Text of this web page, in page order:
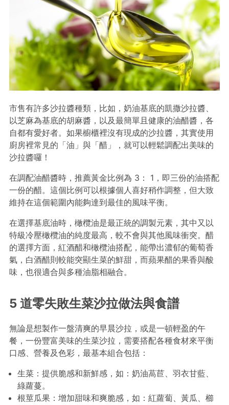
市售有許多沙拉醬種類，比如，奶油基底的凱撒沙拉醬、
以芝麻為基底的胡麻醬，以及最簡單且健康的油醋醬，各
自都有愛好者。如果櫥櫃裡沒有現成的沙拉醬，其實使用
廚房裡常見的「油」與「醋」，就可以輕鬆調配出美味的
沙拉醬囉！
在調配油醋醬時，推薦黃金比例為 3： 1，即三份的油搭配
一份的醋。這個比例可以根據個人喜好稍作調整，但大致
維持在這個範圍內能夠達到最佳的風味平衡。
在選擇基底油時，橄欖油是最正統的調製元素，其中又以
特級冷壓橄欖油的純度最高，較不會與其他風味衝突。醋
的選擇方面，紅酒醋和橄欖油搭配，能帶出濃郁的葡萄香
氣，白酒醋則較能突顯生菜的鮮甜，而蘋果醋的果香與酸
味，也很適合與多種油脂相融合。
5 道零失敗生菜沙拉做法與食譜
無論是想製作一盤清爽的早晨沙拉，或是一頓輕盈的午
餐，一份豐富美味的生菜沙拉，需要搭配各種食材來平衡
口感、營養及色彩，最基本組合包括：
生菜：提供脆感和新鮮感，如：奶油萵苣、羽衣甘藍、
綠蘿蔓。
根莖瓜果：增加甜味和爽脆感，如：紅蘿蔔、黃瓜、櫛